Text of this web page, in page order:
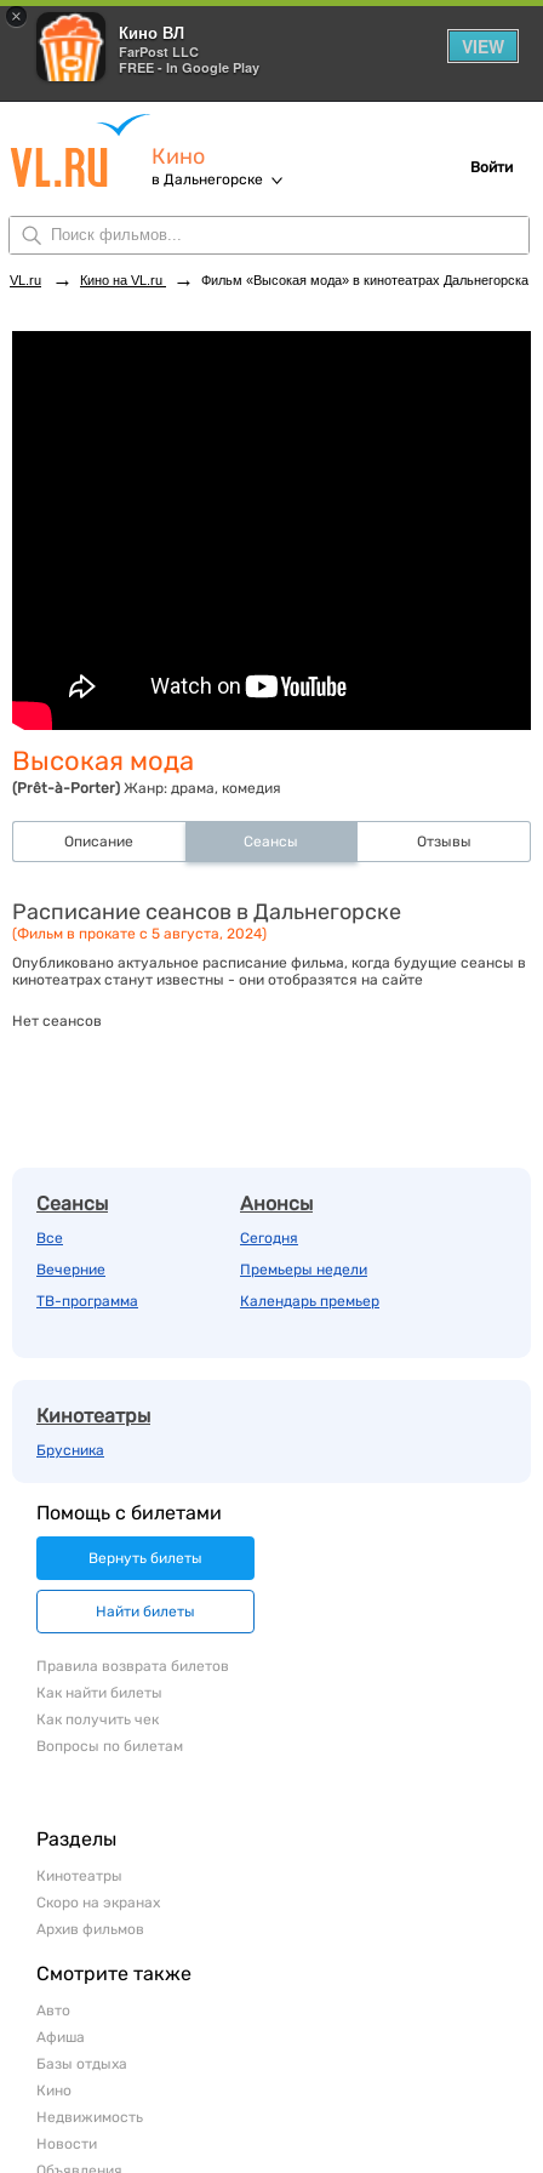
×
Кино ВЛ
FarPost LLC
FREE - In Google Play
VIEW
Кино
в Дальнегорске
Войти
VL.ru → Кино на VL.ru → Фильм «Высокая мода» в кинотеатрах Дальнегорска. Купить билеты!
Высокая мода
(Prêt-à-Porter) Жанр: драма, комедия
Описание Сеансы Отзывы
Расписание сеансов в Дальнегорске
(Фильм в прокате с 5 августа, 2024)
Опубликовано актуальное расписание фильма, когда будущие сеансы в
кинотеатрах станут известны - они отобразятся на сайте
Нет сеансов
Сеансы
Все
Вечерние
ТВ-программа
Анонсы
Сегодня
Премьеры недели
Календарь премьер
Кинотеатры
Брусника
Помощь с билетами
Вернуть билеты
Найти билеты
Правила возврата билетов
Как найти билеты
Как получить чек
Вопросы по билетам
Разделы
Кинотеатры
Скоро на экранах
Архив фильмов
Смотрите также
Авто
Афиша
Базы отдыха
Кино
Недвижимость
Новости